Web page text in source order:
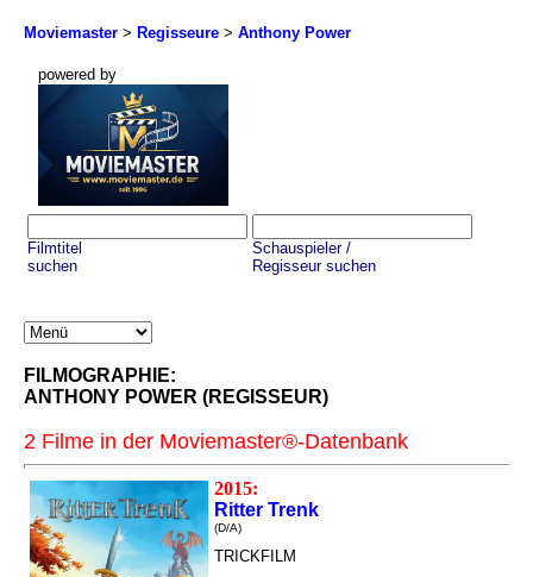
Moviemaster > Regisseure > Anthony Power
powered by
Filmtitel
suchen
Schauspieler /
Regisseur suchen
FILMOGRAPHIE:
ANTHONY POWER (REGISSEUR)
2 Filme in der Moviemaster®-Datenbank
2015:
Ritter Trenk
(D/A)
TRICKFILM